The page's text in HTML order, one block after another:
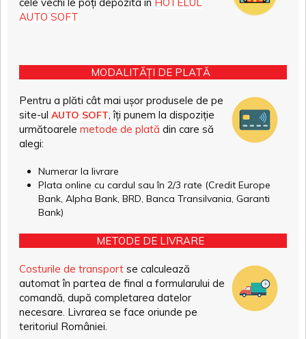
AUTO SOFT
MODALITĂȚI DE PLATĂ
Pentru a plăti cât mai ușor produsele de pe
site-ul AUTO SOFT, îți punem la dispoziție
următoarele metode de plată din care să
alegi:
Numerar la livrare
Plata online cu cardul sau în 2/3 rate (Credit Europe
Bank, Alpha Bank, BRD, Banca Transilvania, Garanti
Bank)
METODE DE LIVRARE
Costurile de transport se calculează
automat în partea de final a formularului de
comandă, după completarea datelor
necesare. Livrarea se face oriunde pe
teritoriul României.